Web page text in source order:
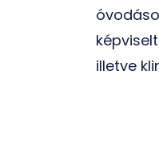
illetve